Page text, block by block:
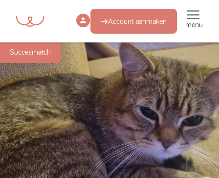
Account aanmaken menu
Succesmatch